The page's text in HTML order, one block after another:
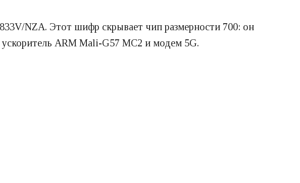
NZA. Этот шифр скрывает чип размерности 700: он
ARM Mali-G57 MC2 и модем 5G.